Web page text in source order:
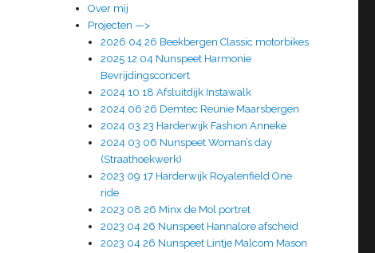
Over mij
Projecten —>
2026 04 26 Beekbergen Classic motorbikes
2025 12 04 Nunspeet Harmonie
Bevrijdingsconcert
2024 10 18 Afsluitdijk Instawalk
2024 06 26 Demtec Reunie Maarsbergen
2024 03 23 Harderwijk Fashion Anneke
2024 03 06 Nunspeet Woman’s day
(Straathoekwerk)
2023 09 17 Harderwijk Royalenfield One
ride
2023 08 26 Minx de Mol portret
2023 04 26 Nunspeet Hannalore afscheid
2023 04 26 Nunspeet Lintje Malcom Mason